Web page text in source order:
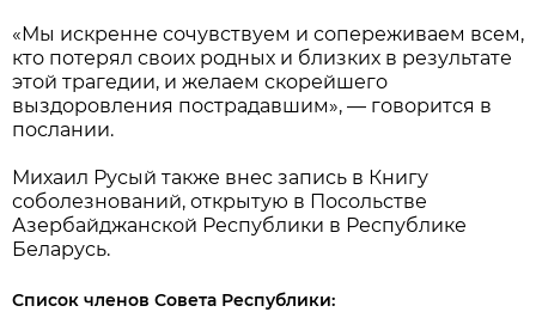
«Мы искренне сочувствуем и сопереживаем всем,
кто потерял своих родных и близких в результате
этой трагедии, и желаем скорейшего
выздоровления пострадавшим», — говорится в
послании.
Михаил Русый также внес запись в Книгу
соболезнований, открытую в Посольстве
Азербайджанской Республики в Республике
Беларусь.
Список членов Совета Республики: